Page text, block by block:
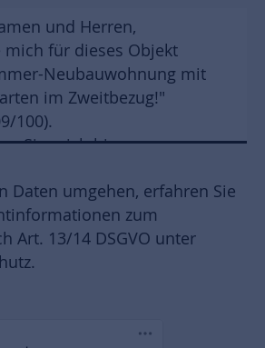
Daten umgehen, erfahren Sie
zum
Art. 13/14 DSGVO unter
.